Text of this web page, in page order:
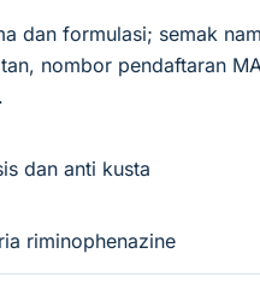
dan formulasi; semak
nombor pendaftaran
dan anti kusta
riminophenazine